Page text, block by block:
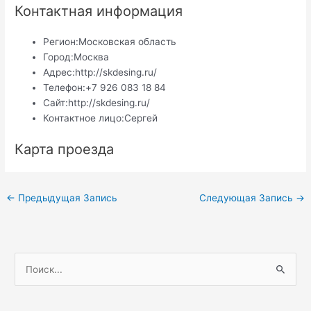
Контактная информация
Регион:Московская область
Город:Москва
Адрес:http://skdesing.ru/
Телефон:+7 926 083 18 84
Сайт:http://skdesing.ru/
Контактное лицо:Сергей
Карта проезда
Навигация
← Предыдущая Запись Следующая Запись →